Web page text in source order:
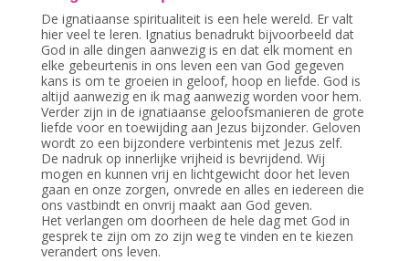
De ignatiaanse spiritualiteit is een hele wereld. Er valt
hier veel te leren. Ignatius benadrukt bijvoorbeeld dat
God in alle dingen aanwezig is en dat elk moment en
elke gebeurtenis in ons leven een van God gegeven
kans is om te groeien in geloof, hoop en liefde. God is
altijd aanwezig en ik mag aanwezig worden voor hem.
Verder zijn in de ignatiaanse geloofsmanieren de grote
liefde voor en toewijding aan Jezus bijzonder. Geloven
wordt zo een bijzondere verbintenis met Jezus zelf.
De nadruk op innerlijke vrijheid is bevrijdend. Wij
mogen en kunnen vrij en lichtgewicht door het leven
gaan en onze zorgen, onvrede en alles en iedereen die
ons vastbindt en onvrij maakt aan God geven.
Het verlangen om doorheen de hele dag met God in
gesprek te zijn om zo zijn weg te vinden en te kiezen
verandert ons leven.